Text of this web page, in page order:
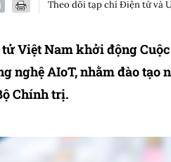
Theo dõi tạp chí Điện tử và
Việt Nam khởi động
nghệ AIoT, nhằm đào
Chính trị.